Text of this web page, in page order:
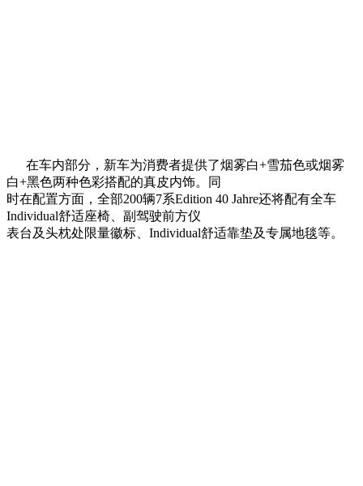
在车内部分，新车为消费者提供了烟雾白+雪茄色或烟雾
白+黑色两种色彩搭配的真皮内饰。同
时在配置方面，全部200辆7系Edition 40 Jahre还将配有全车
Individual舒适座椅、副驾驶前方仪
表台及头枕处限量徽标、Individual舒适靠垫及专属地毯等。